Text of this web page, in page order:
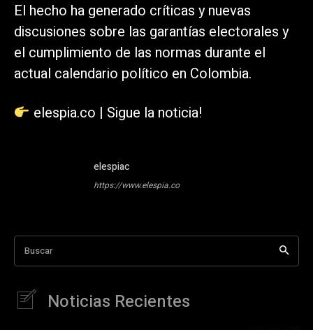
El hecho ha generado críticas y nuevas
discusiones sobre las garantías electorales y
el cumplimiento de las normas durante el
actual calendario político en Colombia.
elespia.co | Sigue la noticia!
elespiac
https://www.elespia.co
Buscar
Noticias Recientes